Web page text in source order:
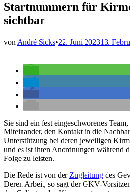
Startnummern für
sichtbar
von André Sicks•22. Juni 202313.
Sie sind ein fest eingeschworenes
Miteinander, den Kontakt in die
Unterstützung bei deren jeweiligen
und es ist ihren Anordnungen während
Folge zu leisten.
Die Rede ist von der Zugleitung des
Deren Arbeit, so sagt der GKV-